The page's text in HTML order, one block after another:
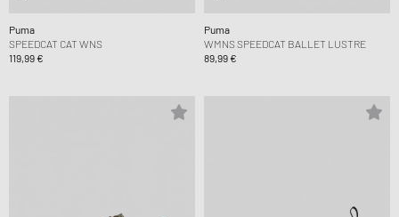
Puma
SPEEDCAT CAT WNS
119,99 €
Puma
WMNS SPEEDCAT BALLET LUSTRE
89,99 €